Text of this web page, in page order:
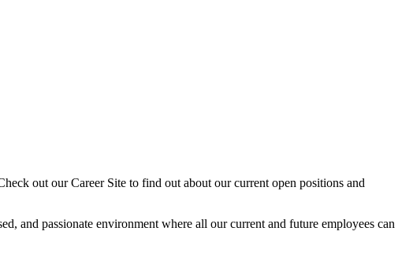
out our Career Site to find out about our current open positions and
and passionate environment where all our current and future employees can